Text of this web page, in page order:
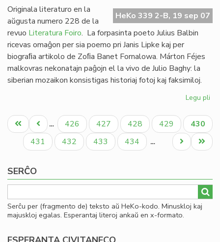
HeKo 339 2-B, 19 sep 07
Originala literaturo en la
aŭgusta numero 228 de la
revuo Literatura Foiro. La forpasinta poeto Julius Balbin
ricevas omaĝon per sia poemo pri Janis Lipke kaj per
biograﬁa artikolo de Zoﬁa Banet Fornalowa. Márton Féjes
malkovras nekonatajn paĝojn el la vivo de Julio Baghy: la
siberian mozaikon konsistigas historiaj fotoj kaj faksimiloj.
Legu pli
Pagination
Unua
paĝo
Antaŭa
paĝo
… Paĝo
426 Paĝo
427 Paĝo
428 Paĝo
429
Aktuala
paĝo
430
Paĝo
431 Paĝo
432 Paĝo
433 Paĝo
434 …
Last
page
Next
page
SERĈO
Serĉu per (fragmento de) teksto aŭ HeKo-kodo. Minuskloj kaj
majuskloj egalas. Esperantaj literoj ankaŭ en x-formato.